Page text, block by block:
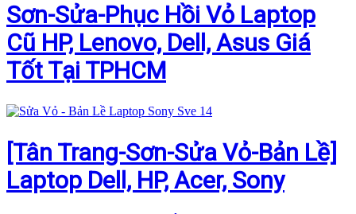
Sơn-Sửa-Phục Hồi Vỏ Laptop
Cũ HP, Lenovo, Dell, Asus Giá
Tốt Tại TPHCM
[Tân Trang-Sơn-Sửa Vỏ-Bản Lề]
Laptop Dell, HP, Acer, Sony